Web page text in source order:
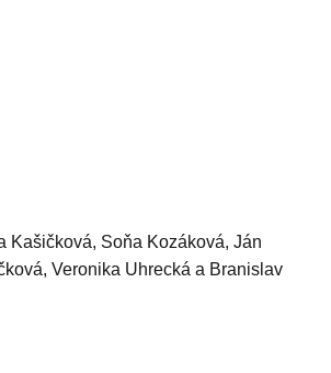
Kašičková, Soňa Kozáková, Ján
Veronika Uhrecká a Branislav